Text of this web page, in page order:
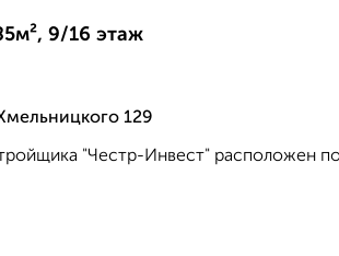
9/16 этаж
129
"Честр-Инвест" расположен по